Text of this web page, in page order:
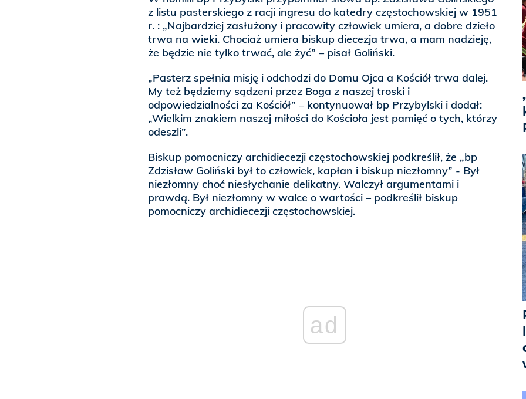
z listu pasterskiego z racji ingresu do katedry częstochowskiej w 1951
r. : „Najbardziej zasłużony i pracowity człowiek umiera, a dobre dzieło
trwa na wieki. Chociaż umiera biskup diecezja trwa, a mam nadzieję,
że będzie nie tylko trwać, ale żyć” – pisał Goliński.
„Pasterz spełnia misję i odchodzi do Domu Ojca a Kościół trwa dalej.
My też będziemy sądzeni przez Boga z naszej troski i
odpowiedzialności za Kościół” – kontynuował bp Przybylski i dodał:
„Wielkim znakiem naszej miłości do Kościoła jest pamięć o tych, którzy
odeszli”.
Biskup pomocniczy archidiecezji częstochowskiej podkreślił, że „bp
Zdzisław Goliński był to człowiek, kapłan i biskup niezłomny” - Był
niezłomny choć niesłychanie delikatny. Walczył argumentami i
prawdą. Był niezłomny w walce o wartości – podkreślił biskup
pomocniczy archidiecezji częstochowskiej.
ad